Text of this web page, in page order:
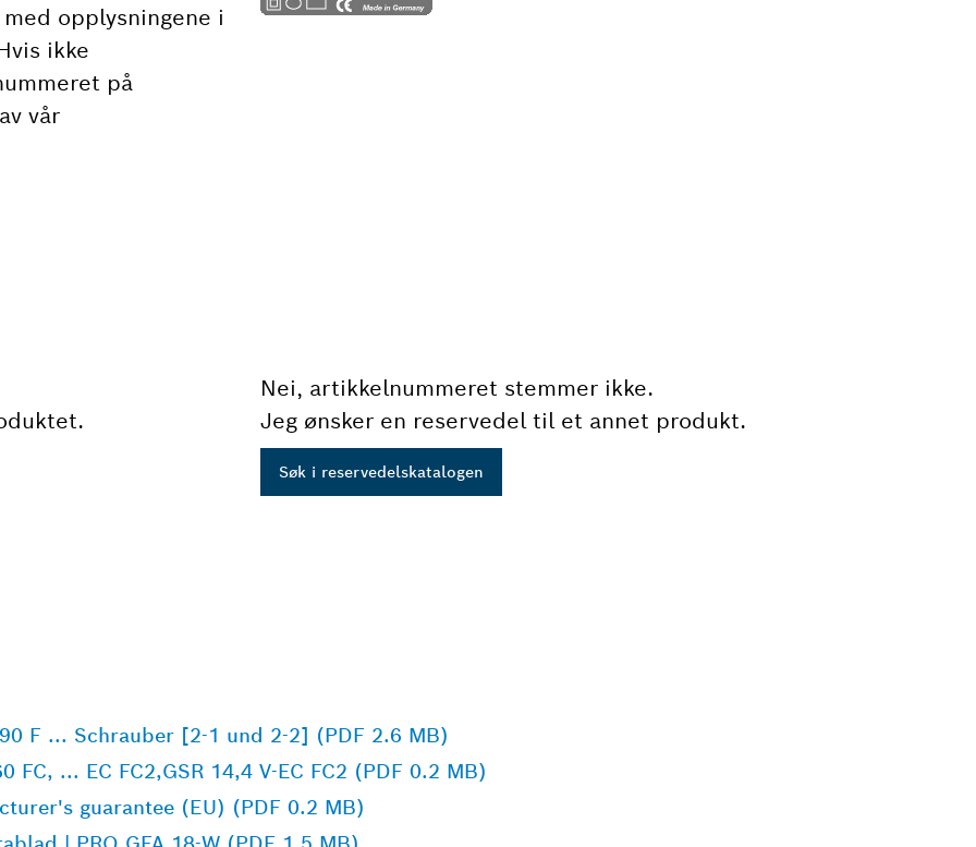
opplysningene i
ikke
på
vår
Nei, artikkelnummeret stemmer ikke.
Jeg ønsker en reservedel til et annet produkt.
Søk i reservedelskatalogen
90 F ... Schrauber [2-1 und 2-2] (PDF 2.6 MB)
FC, ... EC FC2,GSR 14,4 V-EC FC2 (PDF 0.2 MB)
guarantee (EU) (PDF 0.2 MB)